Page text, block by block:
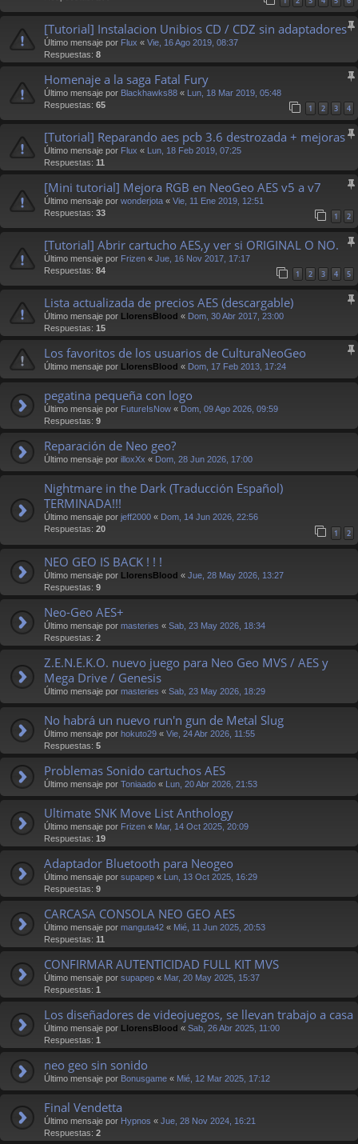
[Tutorial] Instalacion Unibios CD / CDZ sin adaptadores
Último mensaje por Flux « Vie, 16 Ago 2019, 08:37
Respuestas: 8
Homenaje a la saga Fatal Fury
Último mensaje por Blackhawks88 « Lun, 18 Mar 2019, 05:48
Respuestas: 65 1 2 3 4
[Tutorial] Reparando aes pcb 3.6 destrozada + mejoras
Último mensaje por Flux «
Lun, 18 Feb 2019, 07:25
Respuestas: 11
[Mini tutorial] Mejora RGB en NeoGeo AES v5 a v7
Último mensaje por wonderjota « Vie, 11 Ene 2019, 12:51
Respuestas: 33 1 2
[Tutorial] Abrir cartucho AES,y ver si ORIGINAL O NO.
Último mensaje por Frizen « Jue, 16 Nov 2017, 17:17
Respuestas: 84 1 2 3 4 5
Lista actualizada de precios AES (descargable)
Último mensaje por LlorensBlood « Dom, 30 Abr 2017, 23:00
Respuestas: 15
Los favoritos de los usuarios de CulturaNeoGeo
Último mensaje por LlorensBlood « Dom, 17 Feb 2013, 17:24
pegatina pequeña con logo
Último mensaje por FutureIsNow « Dom, 09 Ago 2026, 09:59
Respuestas: 9
Reparación de Neo geo?
Último mensaje por illoxXx « Dom, 28 Jun 2026, 17:00
Nightmare in the Dark (Traducción Español)
TERMINADA!!!
Último mensaje por jeff2000 « Dom, 14 Jun 2026, 22:56
Respuestas: 20 1 2
NEO GEO IS BACK ! ! !
Último mensaje por LlorensBlood « Jue, 28 May 2026, 13:27
Respuestas: 9
Neo-Geo AES+
Último mensaje por masteries « Sab, 23 May 2026, 18:34
Respuestas: 2
Z.E.N.E.K.O. nuevo juego para Neo Geo MVS / AES y
Mega Drive / Genesis
Último mensaje por masteries « Sab, 23 May 2026, 18:29
No habrá un nuevo run'n gun de Metal Slug
Último mensaje por hokuto29 « Vie, 24 Abr 2026, 11:55
Respuestas: 5
Problemas Sonido cartuchos AES
Último mensaje por Toniaado « Lun, 20 Abr 2026, 21:53
Ultimate SNK Move List Anthology
Último mensaje por Frizen « Mar, 14 Oct 2025, 20:09
Respuestas: 19
Adaptador Bluetooth para Neogeo
Último mensaje por supapep « Lun, 13 Oct 2025, 16:29
Respuestas: 9
CARCASA CONSOLA NEO GEO AES
Último mensaje por manguta42 « Mié, 11 Jun 2025, 20:53
Respuestas: 11
CONFIRMAR AUTENTICIDAD FULL KIT MVS
Último mensaje por supapep « Mar, 20 May 2025, 15:37
Respuestas: 1
Los diseñadores de videojuegos, se llevan trabajo a casa
Último mensaje por LlorensBlood « Sab, 26 Abr 2025, 11:00
Respuestas: 1
neo geo sin sonido
Último mensaje por Bonusgame « Mié, 12 Mar 2025, 17:12
Final Vendetta
Último mensaje por Hypnos « Jue, 28 Nov 2024, 16:21
Respuestas: 2